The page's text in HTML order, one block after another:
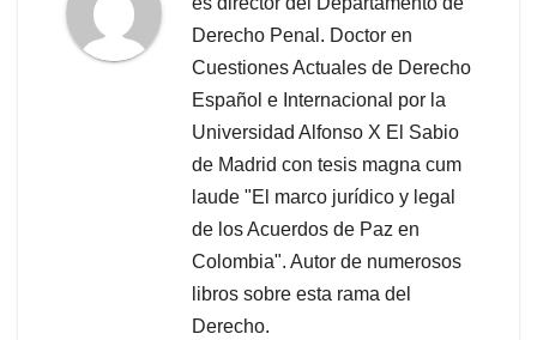
Derecho Penal. Doctor en
Cuestiones Actuales de Derecho
Español e Internacional por la
Universidad Alfonso X El Sabio
de Madrid con tesis magna cum
laude "El marco jurídico y legal
de los Acuerdos de Paz en
Colombia". Autor de numerosos
libros sobre esta rama del
Derecho.